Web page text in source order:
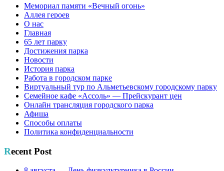
Мемориал памяти «Вечный огонь»
Аллея героев
О нас
Главная
65 лет парку
Достижения парка
Новости
История парка
Работа в городском парке
Виртуальный тур по Альметьевскому городскому парку
Семейное кафе «Ассоль» — Прейскурант цен
Онлайн трансляция городского парка
Афиша
Способы оплаты
Политика конфиденциальности
Recent Post